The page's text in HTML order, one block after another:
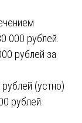
000 рублей.
рублей за
(устно)
рублей.